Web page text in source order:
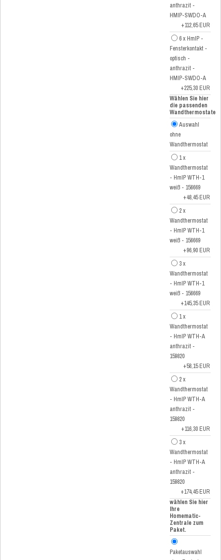
anthrazit -
HMIP-SWDO-A
+112,65 EUR
6 x HmIP -
Fensterkontakt -
optisch -
anthrazit -
HMIP-SWDO-A
+225,30 EUR
Wählen Sie hier
die passenden
Wandthermostate
Auswahl
ohne
Wandthermostat
1 x
Wandthermostat
- HmIP WTH-1
weiß - 156669
+48,45 EUR
2 x
Wandthermostat
- HmIP WTH-1
weiß - 156669
+96,90 EUR
3 x
Wandthermostat
- HmIP WTH-1
weiß - 156669
+145,35 EUR
1 x
Wandthermostat
- HmIP WTH-A
anthrazit -
159820
+58,15 EUR
2 x
Wandthermostat
- HmIP WTH-A
anthrazit -
159820
+116,30 EUR
3 x
Wandthermostat
- HmIP WTH-A
anthrazit -
159820
+174,45 EUR
wählen Sie hier
Ihre
Homematic-
Zentrale zum
Paket.
Paketauswahl